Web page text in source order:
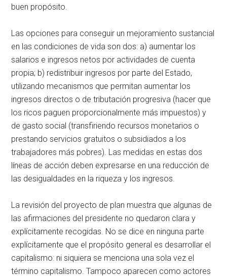
buen propósito.
Las opciones para conseguir un mejoramiento sustancial
en las condiciones de vida son dos: a) aumentar los
salarios e ingresos netos por actividades de cuenta
propia; b) redistribuir ingresos por parte del Estado,
utilizando mecanismos que permitan aumentar los
ingresos directos o de tributación progresiva (hacer que
los ricos paguen proporcionalmente más impuestos) y
de gasto social (transfiriendo recursos monetarios o
prestando servicios gratuitos o subsidiados a los
trabajadores más pobres). Las medidas en estas dos
líneas de acción deben expresarse en una reducción de
las desigualdades en la riqueza y los ingresos.
La revisión del proyecto de plan muestra que algunas de
las afirmaciones del presidente no quedaron clara y
explícitamente recogidas. No se dice en ninguna parte
explícitamente que el propósito general es desarrollar el
capitalismo: ni siquiera se menciona una sola vez el
término capitalismo. Tampoco aparecen como actores